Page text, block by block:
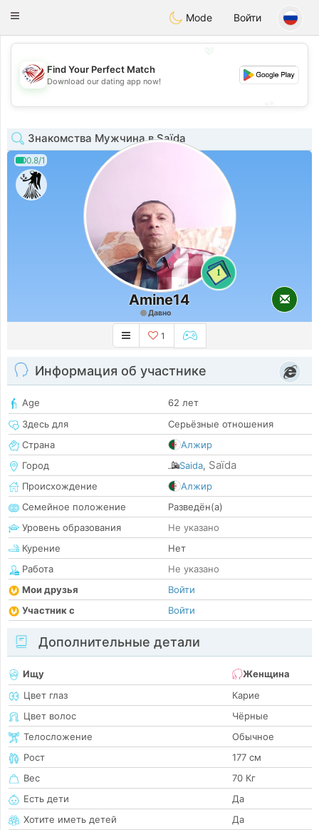
Dating
Toggle
Mode Войти
💖
💕
Find Your Perfect Match
Download our dating app now!
Знакомства Мужчина в Saïda
0.8/1
1
Amine14
Давно
1
Информация об участнике
Age
62 лет
Здесь для
Серьёзные отношения
Страна
Алжир
Город
Saida, Saïda
Происхождение
Алжир
Семейное положение
Разведён(а)
Уровень образования
Не указано
Курение
Нет
Работа
Не указано
Мои друзья
Войти
Участник с
Войти
Дополнительные детали
Ищу
Женщина
Цвет глаз
Карие
Цвет волос
Чёрные
Телосложение
Обычное
Рост
177 см
Вес
70 Кг
Есть дети
Да
Хотите иметь детей
Да